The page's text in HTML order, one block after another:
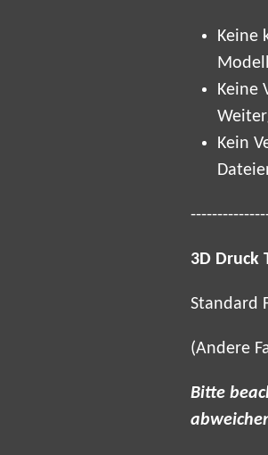
Keine
Keine
Kein
3D Druck
Standard
(Andere
Bitte